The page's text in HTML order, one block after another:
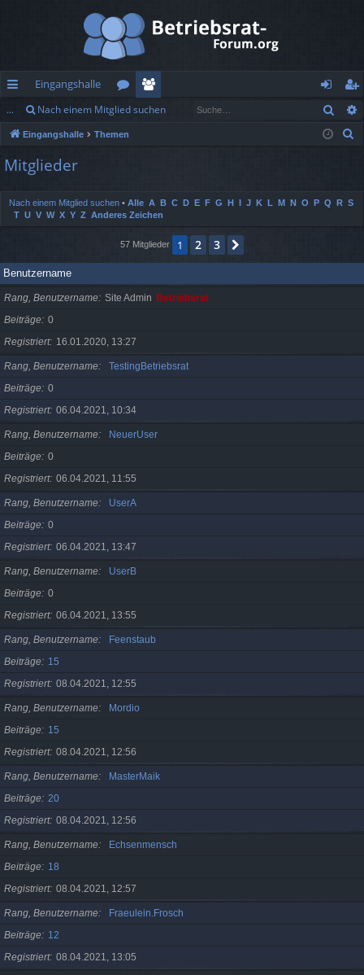
ch
ne
llz
rif
Eingangshalle
or
en
itg
n
m
eg
ist
... Nach einem Mitglied suchen
Eingangshalle Themen
Mitglieder
Nach einem Mitglied suchen • Alle A B C D E F G H I J K L M N O P Q R S
T U V W X Y Z Anderes Zeichen
57 Mitglieder 1 2 3
Benutzername
Rang, Benutzername Site Admin Betriebsrat
Beiträge 0
Registriert
16.01.2020, 13:27
Rang, Benutzername
TestingBetriebsrat
Beiträge 0
Registriert 06.04.2021, 10:34
Rang, Benutzername
NeuerUser
Beiträge 0
Registriert 06.04.2021, 11:55
Rang, Benutzername
UserA
Beiträge 0
Registriert 06.04.2021, 13:47
Rang, Benutzername
UserB
Beiträge 0
Registriert 06.04.2021, 13:55
Rang, Benutzername
Feenstaub
Beiträge
15
Registriert 08.04.2021, 12:55
Rang, Benutzername
Mordio
Beiträge
15
Registriert 08.04.2021, 12:56
Rang, Benutzername
MasterMaik
Beiträge 20
Registriert 08.04.2021, 12:56
Rang, Benutzername
Echsenmensch
Beiträge
18
Registriert 08.04.2021, 12:57
Rang, Benutzername
Fraeulein.Frosch
Beiträge
12
Registriert 08.04.2021, 13:05